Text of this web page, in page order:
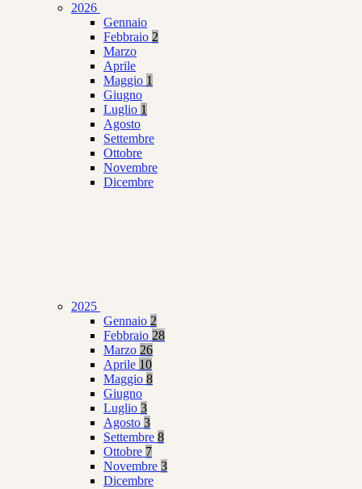
2026
Gennaio
Febbraio 2
Marzo
Aprile
Maggio 1
Giugno
Luglio 1
Agosto
Settembre
Ottobre
Novembre
Dicembre
2025
Gennaio 2
Febbraio 28
Marzo 26
Aprile 10
Maggio 8
Giugno
Luglio 3
Agosto 3
Settembre 8
Ottobre 7
Novembre 3
Dicembre